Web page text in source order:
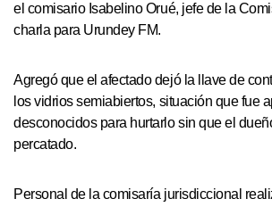
el comisario Isabelino Orué, jefe de la
charla para Urundey FM.
Agregó que el afectado dejó la llave de
los vidrios semiabiertos, situación que fue
desconocidos para hurtarlo sin que el
percatado.
Personal de la comisaría jurisdiccional